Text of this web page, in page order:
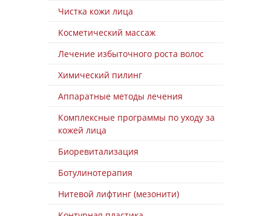
Чистка кожи лица
Косметический массаж
Лечение избыточного роста волос
Химический пилинг
Аппаратные методы лечения
Комплексные программы по уходу за
кожей лица
Биоревитализация
Ботулинотерапия
Нитевой лифтинг (мезонити)